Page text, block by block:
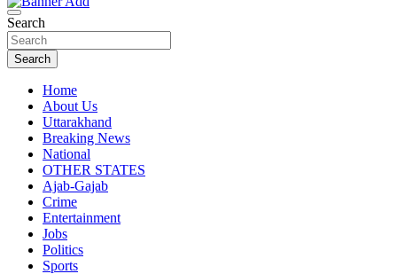
Search
Search
Home
About Us
Uttarakhand
Breaking News
National
OTHER STATES
Ajab-Gajab
Crime
Entertainment
Jobs
Politics
Sports